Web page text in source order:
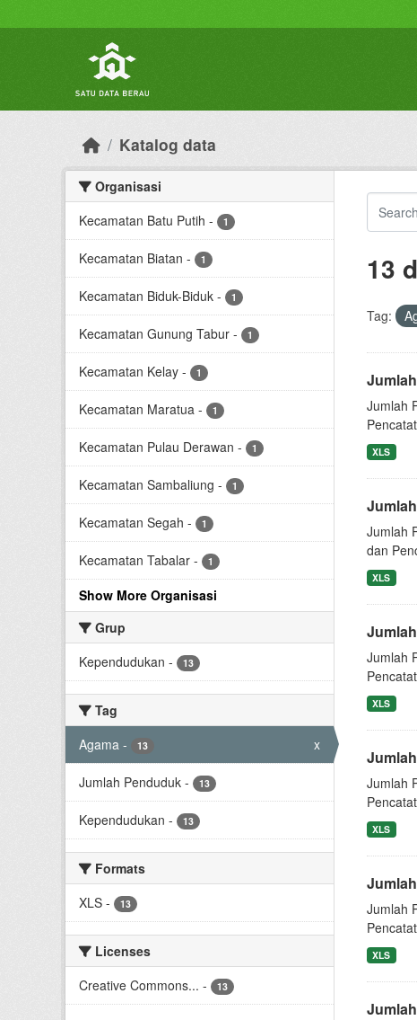
Katalog data
Organisasi
Kecamatan Batu Putih - 1
Kecamatan Biatan - 1
Kecamatan Biduk-Biduk - 1
Kecamatan Gunung Tabur - 1
Kecamatan Kelay - 1
Kecamatan Maratua - 1
Kecamatan Pulau Derawan - 1
Kecamatan Sambaliung - 1
Kecamatan Segah - 1
Kecamatan Tabalar - 1
Show More Organisasi
Grup
Kependudukan - 13
Tag
Agama - 13 x
Jumlah Penduduk - 13
Kependudukan - 13
Formats
XLS - 13
Licenses
Creative Commons... - 13
13
Tag:
Jumlah
XLS
Jumlah
dan
XLS
Jumlah
XLS
Jumlah
XLS
Jumlah
XLS